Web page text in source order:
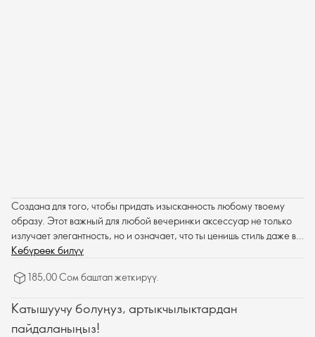
Создана для того, чтобы придать изысканность любому твоему
образу. Этот важный для любой вечеринки аксессуар не только
излучает элегантность, но и означает, что ты ценишь стиль даже в
мелочах.
Көбүрөөк билүү
185,00 Сом баштап жеткирүү.
Катышуучу болуңуз, артыкчылыктардан
пайдаланыңыз!